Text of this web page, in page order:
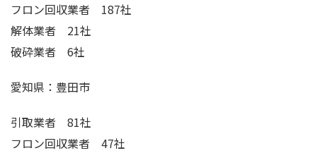
フロン回収業者 187社
解体業者 21社
破砕業者 6社
愛知県：豊田市
引取業者 81社
フロン回収業者 47社